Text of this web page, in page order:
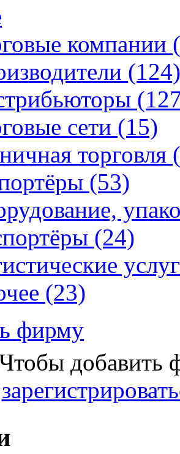
компании
(124)
сети (15)
торговля
(53)
(24)
(23)
фирму
добавить